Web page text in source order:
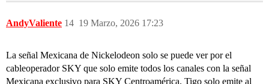
AndyValiente 19 Marzo, 2026 17:23
14
La señal Mexicana de Nickelodeon solo se puede ver por el
cableoperador SKY que solo emite todos los canales con la señal
Mexicana exclusivo para SKY Centroamérica. Tigo solo emite al